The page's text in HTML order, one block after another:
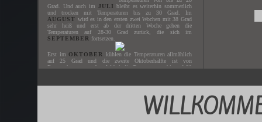
Grad. Und auch im
JULI bleibt es weiterhin sommerlich
und trocken mit Temperaturen bis zu 30 Grad. Im
AUGUST wird es in den ersten zwei Wochen mit 38 Grad
sehr heiß und erst ab der dritten Woche gehen die
Temperaturen auf 28-30 Grad zurück, die sich im
SEPTEMBER fortsetzen.
Erst im OKTOBER
kühlen die Temperaturen allmählich
auf 25 Grad und die zweite Oktoberhälfte ist von
Regenschauern geprägt. Wobei die Temperaturen bis auf 20
JUNI - OKTOBER des Jahres 2017
XX.XX.XXXX